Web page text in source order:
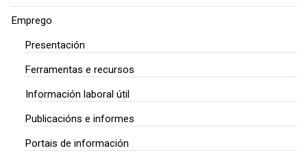
Emprego
Presentación
Ferramentas e recursos
Información laboral útil
Publicacións e informes
Portais de información